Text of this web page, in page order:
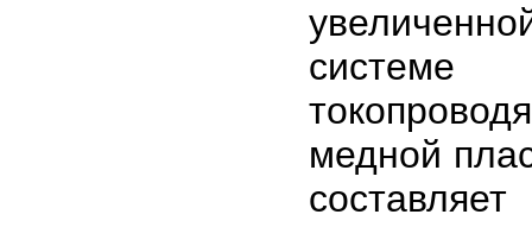
системе
медной